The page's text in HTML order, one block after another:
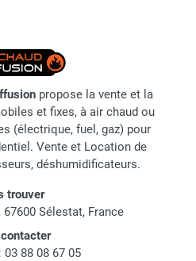
propose la vente et la
et fixes, à air chaud ou
(électrique, fuel, gaz) pour
Vente et Location de
déshumidificateurs.
trouver
Sélestat, France
03 88 08 67 05